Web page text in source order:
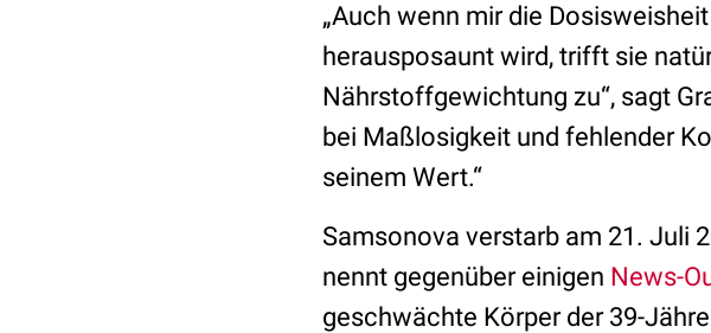
„Auch wenn mir die
herausposaunt wird, trifft sie
Nährstoffgewichtung zu“, sagt
bei Maßlosigkeit und fehlender
seinem Wert.“
Samsonova verstarb am 21. Juli
nennt gegenüber einigen News-
geschwächte Körper der 39-